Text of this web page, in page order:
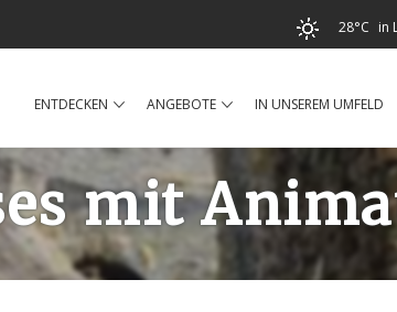
28°C in
ENTDECKEN ANGEBOTE IN UNSEREM UMFELD
mit